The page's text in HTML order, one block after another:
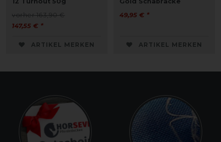
vorher 163,90 €
147,55 € *
ARTIKEL MERKEN
49,95 € *
ARTIKEL MERKEN